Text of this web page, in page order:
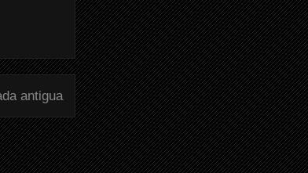
antigua